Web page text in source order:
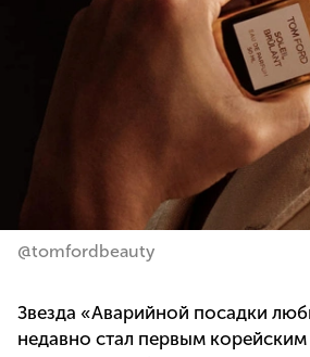
@tomfordbeauty
Звезда «Аварийной посадки
недавно стал первым